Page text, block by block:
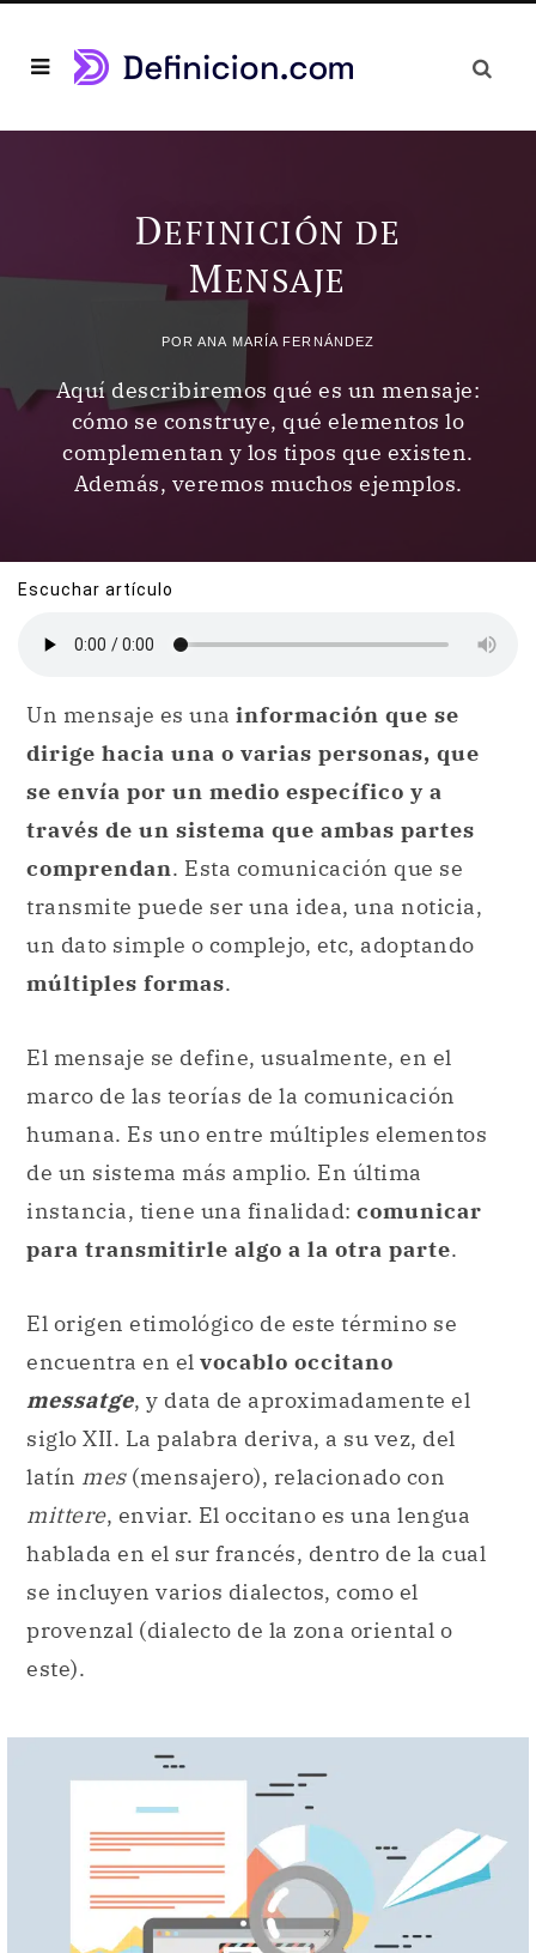
DEFINICIÓN DE
MENSAJE
PORANA MARÍA FERNÁNDEZ
Aquí describiremos qué es un mensaje:
cómo se construye, qué elementos lo
complementan y los tipos que existen.
Además, veremos muchos ejemplos.
Escuchar artículo
Un mensaje es una información que se
dirige hacia una o varias personas, que
se envía por un medio específico y a
través de un sistema que ambas partes
comprendan. Esta comunicación que se
transmite puede ser una idea, una noticia,
un dato simple o complejo, etc, adoptando
múltiples formas.
El mensaje se define, usualmente, en el
marco de las teorías de la comunicación
humana. Es uno entre múltiples elementos
de un sistema más amplio. En última
instancia, tiene una finalidad: comunicar
para transmitirle algo a la otra parte.
El origen etimológico de este término se
encuentra en el vocablo occitano
messatge, y data de aproximadamente el
siglo XII. La palabra deriva, a su vez, del
latín mes(mensajero), relacionado con
mittere, enviar. El occitano es una lengua
hablada en el sur francés, dentro de la cual
se incluyen varios dialectos, como el
provenzal (dialecto de la zona oriental o
este).